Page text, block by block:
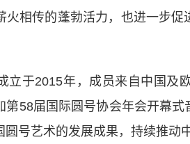
火相传的蓬勃活力，也进一步
于2015年，成员来自中国及
第58届国际圆号协会年会开幕
号艺术的发展成果，持续推动